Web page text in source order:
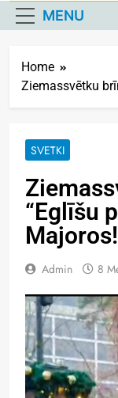
MENU
Home
Ziemassvētku
SVĒTKI
“Eglīšu
Majoros!
Admin 8